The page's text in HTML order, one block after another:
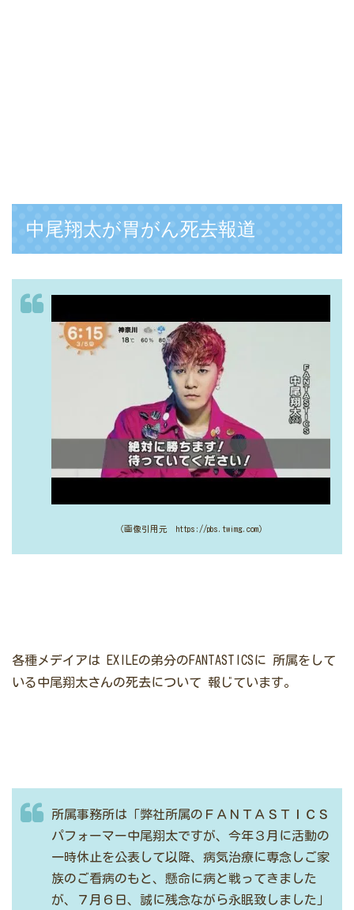
中尾翔太が胃がん死去報道
（画像引用元 https://pbs.twimg.com）
各種メデイアは EXILEの弟分のFANTASTICSに 所属をして
いる中尾翔太さんの死去について 報じています。
所属事務所は「弊社所属のＦＡＮＴＡＳＴＩＣＳ
パフォーマー中尾翔太ですが、今年３月に活動の
一時休止を公表して以降、病気治療に専念しご家
族のご看病のもと、懸命に病と戦ってきました
が、７月６日、誠に残念ながら永眠致しました」